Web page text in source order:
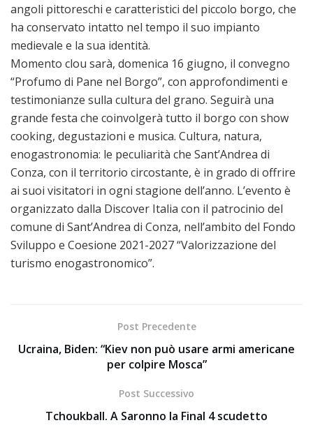
angoli pittoreschi e caratteristici del piccolo borgo, che
ha conservato intatto nel tempo il suo impianto
medievale e la sua identità.
Momento clou sarà, domenica 16 giugno, il convegno
“Profumo di Pane nel Borgo”, con approfondimenti e
testimonianze sulla cultura del grano. Seguirà una
grande festa che coinvolgerà tutto il borgo con show
cooking, degustazioni e musica. Cultura, natura,
enogastronomia: le peculiarità che Sant’Andrea di
Conza, con il territorio circostante, è in grado di offrire
ai suoi visitatori in ogni stagione dell’anno. L’evento è
organizzato dalla Discover Italia con il patrocinio del
comune di Sant’Andrea di Conza, nell’ambito del Fondo
Sviluppo e Coesione 2021-2027 “Valorizzazione del
turismo enogastronomico”.
Post Precedente
Ucraina, Biden: “Kiev non può usare armi americane
per colpire Mosca”
Post Successivo
Tchoukball. A Saronno la Final 4 scudetto